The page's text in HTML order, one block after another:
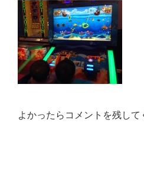
よかったらコメントを残して